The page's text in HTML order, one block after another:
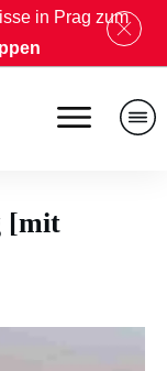
[mit
in Prag zum